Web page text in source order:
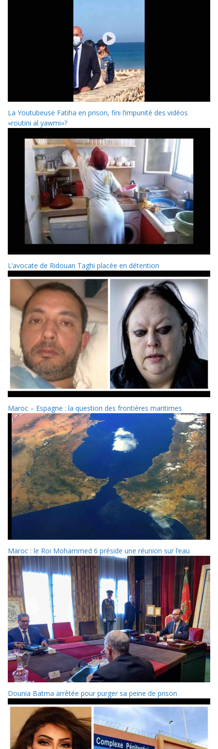
La Youtubeuse Fatiha en prison, fini l’impunité des vidéos
«routini al yawmi»?
L’avocate de Ridouan Taghi placée en détention
Maroc – Espagne : la question des frontières maritimes
Maroc : le Roi Mohammed 6 préside une réunion sur l’eau
Dounia Batma arrêtée pour purger sa peine de prison